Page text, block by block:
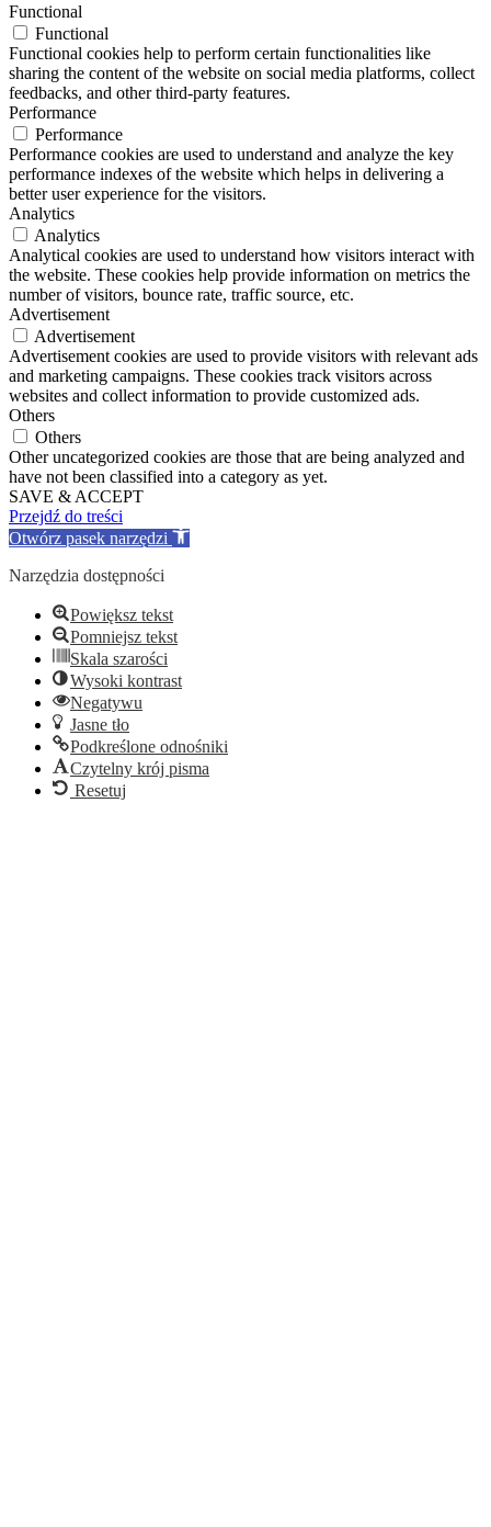
Functional
Functional
Functional cookies help to perform certain functionalities like
sharing the content of the website on social media platforms, collect
feedbacks, and other third-party features.
Performance
Performance
Performance cookies are used to understand and analyze the key
performance indexes of the website which helps in delivering a
better user experience for the visitors.
Analytics
Analytics
Analytical cookies are used to understand how visitors interact with
the website. These cookies help provide information on metrics the
number of visitors, bounce rate, traffic source, etc.
Advertisement
Advertisement
Advertisement cookies are used to provide visitors with relevant ads
and marketing campaigns. These cookies track visitors across
websites and collect information to provide customized ads.
Others
Others
Other uncategorized cookies are those that are being analyzed and
have not been classified into a category as yet.
SAVE & ACCEPT
Przejdź do treści
Otwórz pasek narzędzi
Narzędzia dostępności
Powiększ tekst
Pomniejsz tekst
Skala szarości
Wysoki kontrast
Negatywu
Jasne tło
Podkreślone odnośniki
Czytelny krój pisma
Resetuj